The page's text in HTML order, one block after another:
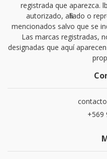
registrada que aparezca.
autorizado, afiliado o
mencionados salvo que se
Las marcas registradas,
designadas que aquí
+569